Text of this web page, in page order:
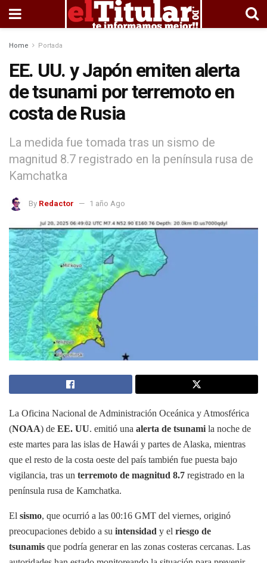
Home Portada
EE. UU. y Japón emiten alerta
de tsunami por terremoto en
costa de Rusia
La medida fue tomada tras un sismo de
magnitud 8.7 registrado en la península rusa de
Kamchatka
By Redactor 1 año Ago
La Oficina Nacional de Administración Oceánica y Atmosférica
(NOAA) de EE. UU. emitió una alerta de tsunami la noche de
este martes para las islas de Hawái y partes de Alaska, mientras
que el resto de la costa oeste del país también fue puesta bajo
vigilancia, tras un terremoto de magnitud 8.7 registrado en la
península rusa de Kamchatka.
El sismo, que ocurrió a las 00:16 GMT del viernes, originó
preocupaciones debido a su intensidad y el riesgo de
tsunamis que podría generar en las zonas costeras cercanas. Las